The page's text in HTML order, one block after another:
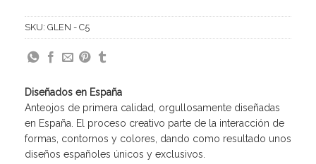
SKU: GLEN - C5
Diseñados en España
Anteojos de primera calidad, orgullosamente diseñadas
en España. El proceso creativo parte de la interacción de
formas, contornos y colores, dando como resultado unos
diseños españoles únicos y exclusivos.